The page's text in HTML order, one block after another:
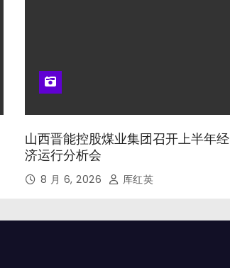
山西晋能控股煤业集团召开上半年经
济运行分析会
8 月 6, 2026 厍红英